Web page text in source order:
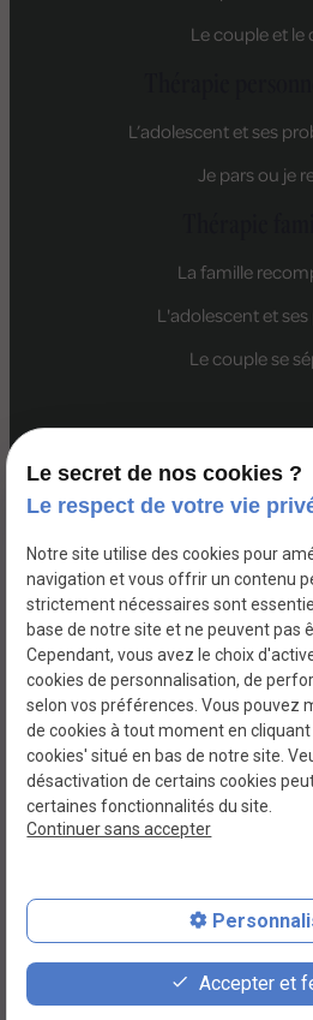
Le couple et le
L’adolescent et ses
Je pars ou je
La famille
L'adolescent et
Le couple se
BonduesCroix
La
Madeleine
Lille
Mentions légales
Politique de
confidentialité
Plan
du site
Gestion des cookies
place
Plan d'accès
event
Rendez-vous
Le secret de nos cookies ?
Le respect de votre vie
Notre site utilise des cookies pour
navigation et vous offrir un contenu
strictement nécessaires sont
base de notre site et ne peuvent pas
Cependant, vous avez le choix
cookies de personnalisation, de
selon vos préférences. Vous pouvez
de cookies à tout moment en cliquant
cookies' situé en bas de notre site.
désactivation de certains cookies
certaines fonctionnalités du site.
Continuer sans accepter
Accepter et